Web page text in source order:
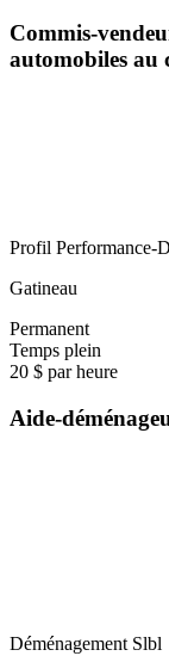
Commis-
automobiles
Profil Performance-
Gatineau
Permanent
Temps plein
20 $ par heure
Aide-
Déménagement Slbl